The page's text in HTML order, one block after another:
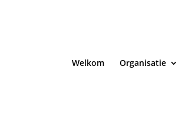
Welkom Organisatie